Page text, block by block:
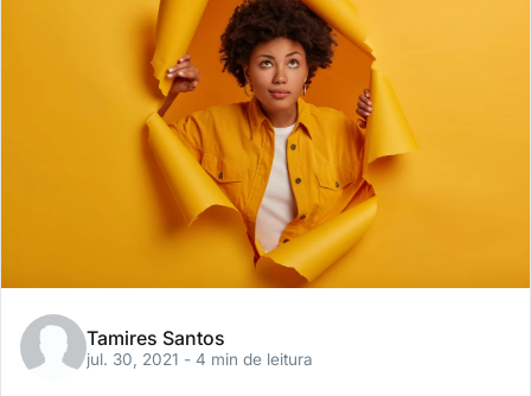
Tamires Santos
jul. 30, 2021 - 4 min de leitura